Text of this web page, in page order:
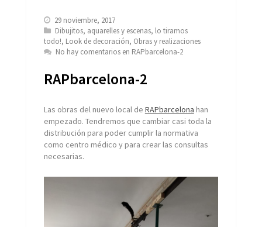
29 noviembre, 2017
Dibujitos, aquarelles y escenas, lo tiramos
todo!, Look de decoración, Obras y realizaciones
No hay comentariosen RAPbarcelona-2
RAPbarcelona-2
Las obras del nuevo local de RAPbarcelona han
empezado. Tendremos que cambiar casi toda la
distribución para poder cumplir la normativa
como centro médico y para crear las consultas
necesarias.